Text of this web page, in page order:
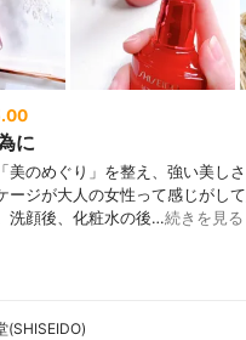
に
美のめぐり」を整え、強い美し
ージが大人の女性って感じがし
洗顔後、化粧水の後…続きを見る
(SHISEIDO)